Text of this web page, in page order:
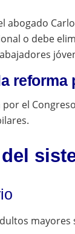
abogado
o debe
el
mayores